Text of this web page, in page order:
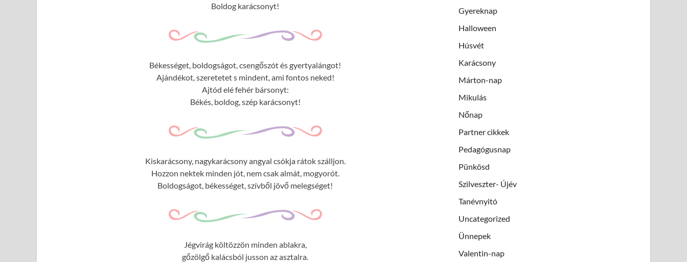
Boldog karácsonyt!
Békességet, boldogságot, csengőszót és gyertyalángot!
Ajándékot, szeretetet s mindent, ami fontos neked!
Ajtód elé fehér bársonyt:
Békés, boldog, szép karácsonyt!
Kiskarácsony, nagykarácsony angyal csókja rátok szálljon.
Hozzon nektek minden jót, nem csak almát, mogyorót.
Boldogságot, békességet, szívből jövő melegséget!
Jégvirág költözzön minden ablakra,
gőzölgő kalácsból jusson az asztalra.
Gyereknap
Halloween
Húsvét
Karácsony
Márton-nap
Mikulás
Nőnap
Partner cikkek
Pedagógusnap
Pünkösd
Szilveszter- Újév
Tanévnyitó
Uncategorized
Ünnepek
Valentin-nap